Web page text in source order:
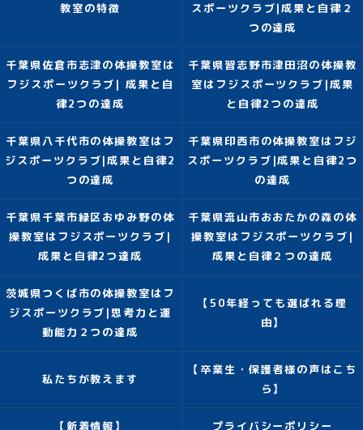
教室の特徴
スポーツクラブ|成果と自律２
つの達成
千葉県佐倉市志津の体操教室は
フジスポーツクラブ| 成果と自
律2つの達成
千葉県習志野市津田沼の体操教
室はフジスポーツクラブ|成果
と自律2つの達成
千葉県八千代市の体操教室はフ
ジスポーツクラブ|成果と自律2
つの達成
千葉県印西市の体操教室はフジ
スポーツクラブ|成果と自律2つ
の達成
千葉県千葉市緑区おゆみ野の体
操教室はフジスポーツクラブ|
成果と自律2つ達成
千葉県流山市おおたかの森の体
操教室はフジスポーツクラブ|
成果と自律２つの達成
茨城県つくば市の体操教室はフ
ジスポーツクラブ|思考力と運
動能力２つの達成
【50年経っても選ばれる理
由】
私たちが教えます
【卒業生・保護者様の声はこち
ら】
【新着情報】 プライバシーポリシー